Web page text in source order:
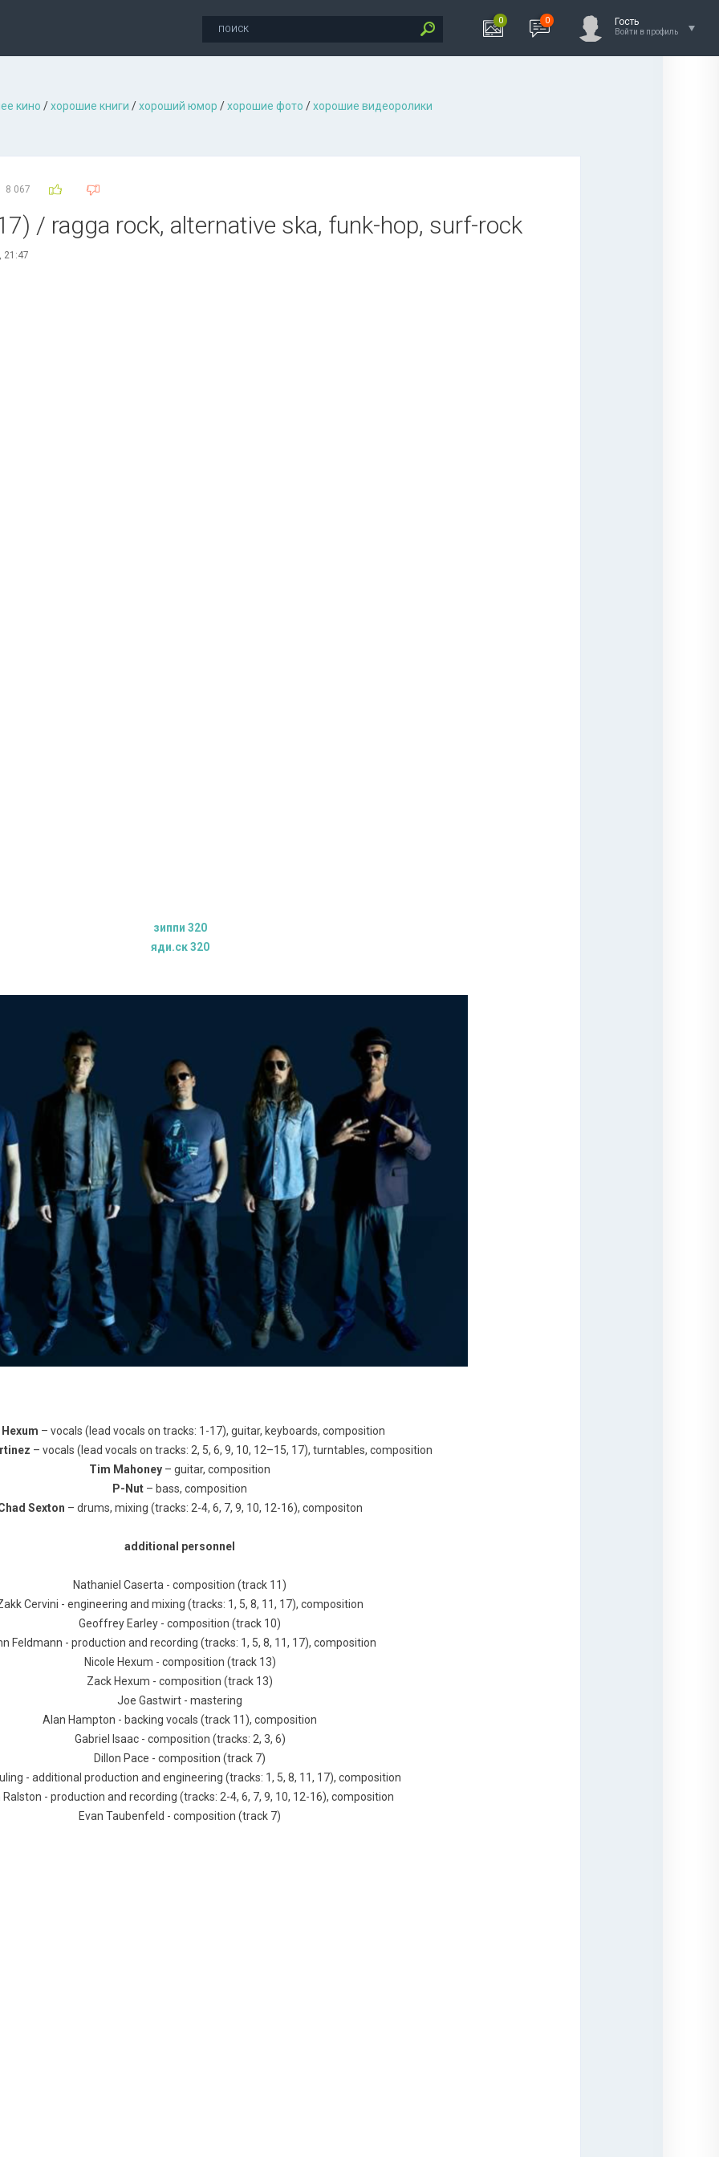
0 0 Гость
Войти в профиль
кино /хорошие книги /хороший юмор /хорошие фото /хорошие видеоролики
8 067
/ ragga rock, alternative ska, funk-hop, surf-rock
21:47
зиппи 320
яди.ск 320
– vocals (lead vocals on tracks: 1-17), guitar, keyboards, composition
– vocals (lead vocals on tracks: 2, 5, 6, 9, 10, 12–15, 17), turntables, composition
Tim Mahoney – guitar, composition
P-Nut – bass, composition
Sexton – drums, mixing (tracks: 2-4, 6, 7, 9, 10, 12-16), compositon
аdditional personnel
Nathaniel Caserta - composition (track 11)
Cervini - engineering and mixing (tracks: 1, 5, 8, 11, 17), composition
Geoffrey Earley - composition (track 10)
Feldmann - production and recording (tracks: 1, 5, 8, 11, 17), composition
Nicole Hexum - composition (track 13)
Zack Hexum - composition (track 13)
Joe Gastwirt - mastering
Alan Hampton - backing vocals (track 11), composition
Gabriel Isaac - composition (tracks: 2, 3, 6)
Dillon Pace - composition (track 7)
- additional production and engineering (tracks: 1, 5, 8, 11, 17), composition
Ralston - production and recording (tracks: 2-4, 6, 7, 9, 10, 12-16), composition
Evan Taubenfeld - composition (track 7)